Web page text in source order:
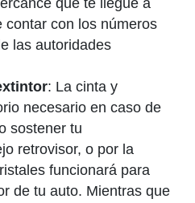
que te llegue a
contar con los números
las autoridades
: La cinta y
necesario en caso de
sostener tu
retrovisor, o por la
funcionará para
de tu auto. Mientras que